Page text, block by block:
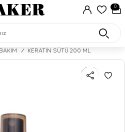
0
/ KERATİN SÜTÜ 200 ML